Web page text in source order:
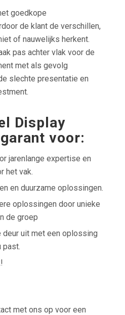
goedkope
de klant de verschillen,
of nauwelijks herkent.
pas achter vlak voor de
met als gevolg
slechte presentatie en
Display
voor:
jarenlange expertise en
het vak.
en duurzame oplossingen.
oplossingen door unieke
de groep
deur uit met een oplossing
past.
met ons op voor een